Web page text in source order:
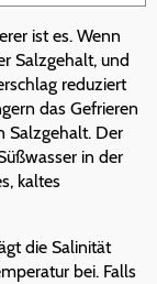
ist es. Wenn
Salzgehalt, und
reduziert
das Gefrieren
Salzgehalt. Der
in der
kaltes
die Salinität
bei. Falls